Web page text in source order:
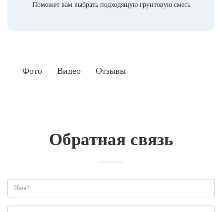
Поможет вам выбрать подходящую грунтовую смесь
Фото Видео Отзывы
Обратная связь